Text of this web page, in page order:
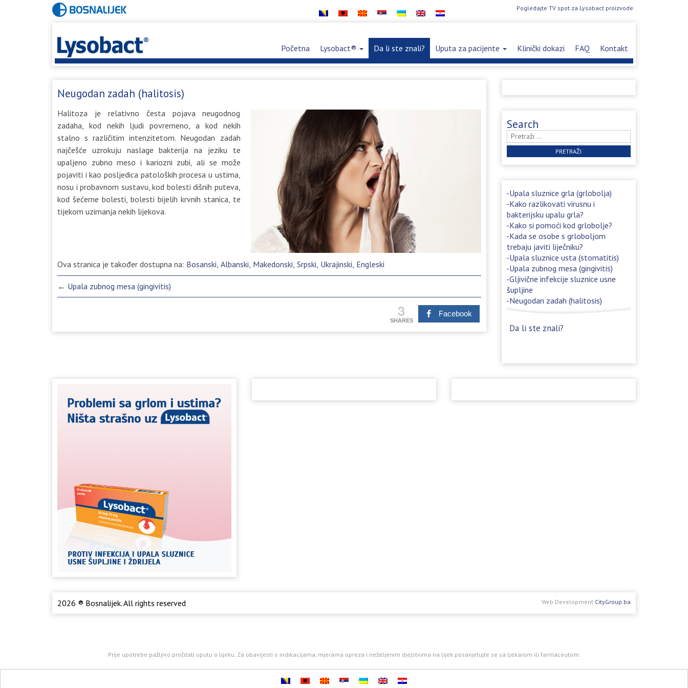
Pogledajte TV spot za Lysobact proizvode
Početna Lysobact® Da li ste znali? Uputa za pacijente Klinički dokazi FAQ Kontakt
Neugodan zadah (halitosis)
Halitoza je relativno česta pojava neugodnog
zadaha, kod nekih ljudi povremeno, a kod nekih
stalno s različitim intenzitetom. Neugodan zadah
najčešće uzrokuju naslage bakterija na jeziku te
upaljeno zubno meso i kariozni zubi, ali se može
pojaviti i kao posljedica patoloških procesa u ustima,
nosu i probavnom sustavu, kod bolesti dišnih puteva,
kod šećerne bolesti, bolesti bijelih krvnih stanica, te
tijekom uzimanja nekih lijekova.
Ova stranica je također dostupna na: Bosanski Albanski Makedonski Srpski Ukrajinski Engleski
Post
navigation
← Upala zubnog mesa (gingivitis)
3
SHARES
Facebook
Search
Pretraži:
Upala sluznice grla (grlobolja)
Kako razlikovati virusnu i
bakterijsku upalu grla?
Kako si pomoći kod grlobolje?
Kada se osobe s grloboljom
trebaju javiti liječniku?
Upala sluznice usta (stomatitis)
Upala zubnog mesa (gingivitis)
Gljivične infekcije sluznice usne
šupljine
Neugodan zadah (halitosis)
Da li ste znali?
2026 ® Bosnalijek. All rights reserved Web Development CityGroup.ba
Prije upotrebe pažljivo pročitati uputu o lijeku. Za obavijesti o indikacijama, mjerama opreza i neželjenim djejstvima na lijek posavjetujte se sa ljekarom ili farmaceutom.